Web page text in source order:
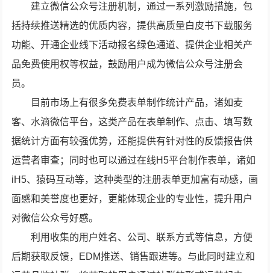
建立微信公众号注册机制，通过一系列激励措施，包
括持续推送精选的优质内容，提供高质量白皮书下载服务
功能、开通企业线下活动报名绿色通道、提供企业相关产
品免费使用权等权益，鼓励用户成为微信公众号注册会
员。
目前市场上有很多免费表单制作统计产品，诸如麦
客、水滴微信平台，这类产品在表单制作、点击、填写数
据统计方面有较强优势，还能提供有针对性的反馈报告供
运营者审查；同时也可以通过在线H5平台制作表单，诸如
iH5、猿码互动等，这种类型的注册表单更加富有动感，画
面感和美誉度也更好，更能体现企业的专业性，提升用户
对微信公众号好感。
利用收集的用户姓名、公司、联系方式等信息，方便
后期获取反馈，EDM推送、销售跟进等。与此同时建立和